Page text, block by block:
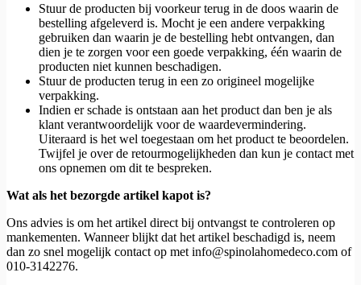
Stuur de producten bij voorkeur terug in de doos waarin de
bestelling afgeleverd is. Mocht je een andere verpakking
gebruiken dan waarin je de bestelling hebt ontvangen, dan
dien je te zorgen voor een goede verpakking, één waarin de
producten niet kunnen beschadigen.
Stuur de producten terug in een zo origineel mogelijke
verpakking.
Indien er schade is ontstaan aan het product dan ben je als
klant verantwoordelijk voor de waardevermindering.
Uiteraard is het wel toegestaan om het product te beoordelen.
Twijfel je over de retourmogelijkheden dan kun je contact met
ons opnemen om dit te bespreken.
Wat als het bezorgde artikel kapot is?
Ons advies is om het artikel direct bij ontvangst te controleren op
mankementen. Wanneer blijkt dat het artikel beschadigd is, neem
dan zo snel mogelijk contact op met info@spinolahomedeco.com of
010-3142276.